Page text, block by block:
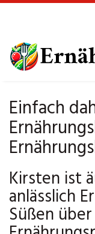
main
content
Einfach
Kirsten ist
anlässlich
Süßen